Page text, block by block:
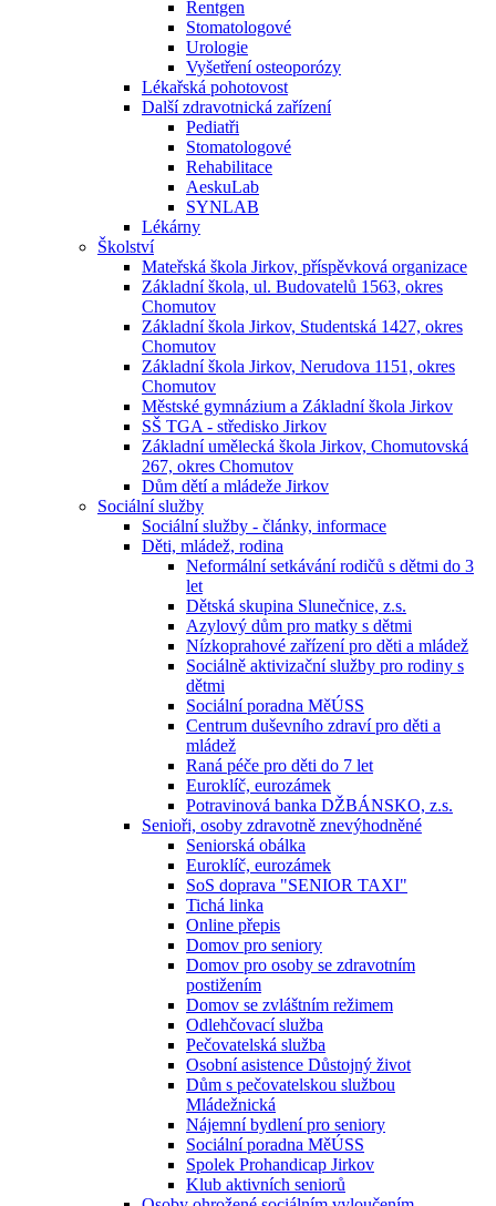
Rentgen
Stomatologové
Urologie
Vyšetření osteoporózy
Lékařská pohotovost
Další zdravotnická zařízení
Pediatři
Stomatologové
Rehabilitace
AeskuLab
SYNLAB
Lékárny
Školství
Mateřská škola Jirkov, příspěvková organizace
Základní škola, ul. Budovatelů 1563, okres
Chomutov
Základní škola Jirkov, Studentská 1427, okres
Chomutov
Základní škola Jirkov, Nerudova 1151, okres
Chomutov
Městské gymnázium a Základní škola Jirkov
SŠ TGA - středisko Jirkov
Základní umělecká škola Jirkov, Chomutovská
267, okres Chomutov
Dům dětí a mládeže Jirkov
Sociální služby
Sociální služby - články, informace
Děti, mládež, rodina
Neformální setkávání rodičů s dětmi do 3
let
Dětská skupina Slunečnice, z.s.
Azylový dům pro matky s dětmi
Nízkoprahové zařízení pro děti a mládež
Sociálně aktivizační služby pro rodiny s
dětmi
Sociální poradna MěÚSS
Centrum duševního zdraví pro děti a
mládež
Raná péče pro děti do 7 let
Euroklíč, eurozámek
Potravinová banka DŽBÁNSKO, z.s.
Senioři, osoby zdravotně znevýhodněné
Seniorská obálka
Euroklíč, eurozámek
SoS doprava "SENIOR TAXI"
Tichá linka
Online přepis
Domov pro seniory
Domov pro osoby se zdravotním
postižením
Domov se zvláštním režimem
Odlehčovací služba
Pečovatelská služba
Osobní asistence Důstojný život
Dům s pečovatelskou službou
Mládežnická
Nájemní bydlení pro seniory
Sociální poradna MěÚSS
Spolek Prohandicap Jirkov
Klub aktivních seniorů